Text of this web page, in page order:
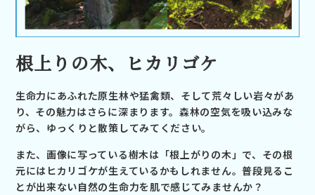
根上りの木、ヒカリゴケ
生命力にあふれた原生林や猛禽類、そして荒々しい岩々があ
り、その魅力はさらに深まります。森林の空気を吸い込みな
がら、ゆっくりと散策してみてください。
また、画像に写っている樹木は「根上がりの木」で、その根
元にはヒカリゴケが生えているかもしれません。普段見るこ
とが出来ない自然の生命力を肌で感じてみませんか？